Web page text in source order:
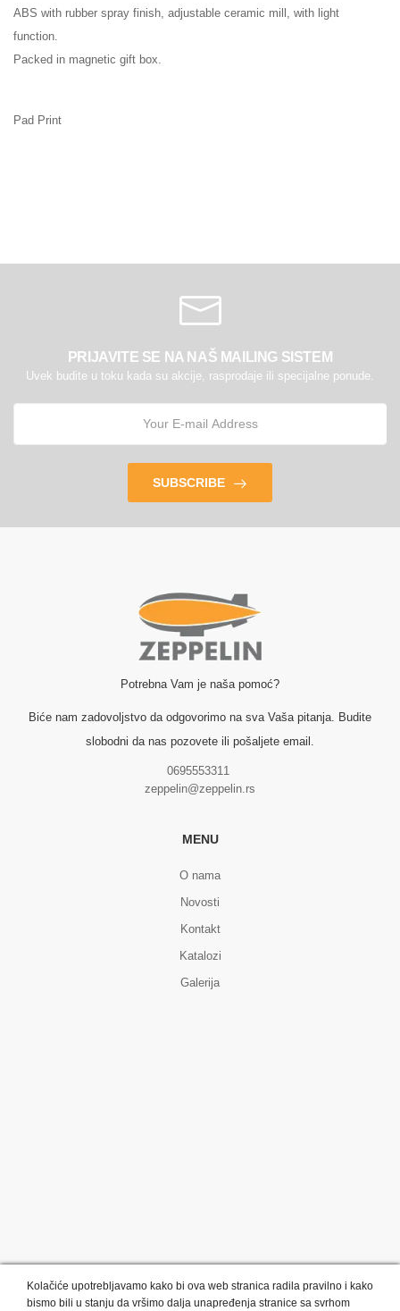
ABS with rubber spray finish, adjustable ceramic mill, with light
function.
Packed in magnetic gift box.
Pad Print
PRIJAVITE SE NA NAŠ MAILING SISTEM
Uvek budite u toku kada su akcije, rasprodaje ili specijalne ponude.
SUBSCRIBE
Potrebna Vam je naša pomoć?
Biće nam zadovoljstvo da odgovorimo na sva Vaša pitanja. Budite
slobodni da nas pozovete ili pošaljete email.
0695553311
zeppelin@zeppelin.rs
MENU
O nama
Novosti
Kontakt
Katalozi
Galerija
Kolačiće upotrebljavamo kako bi ova web stranica radila pravilno i kako
bismo bili u stanju da vršimo dalja unapređenja stranice sa svrhom